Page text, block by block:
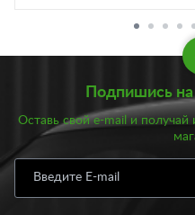
Подпишись
Оставь свой e-mail и